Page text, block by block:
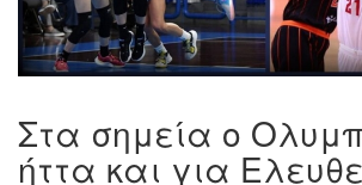
Στα σημεία ο
ήττα και για